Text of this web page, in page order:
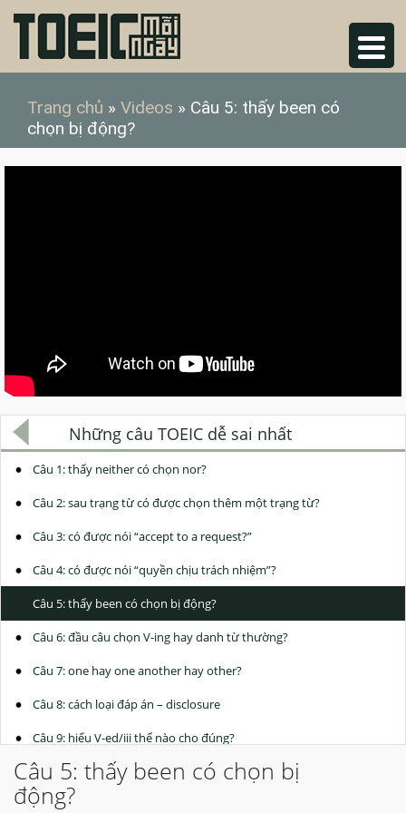
Trang chủ » Videos » Câu 5: thấy been có
chọn bị động?
Những câu TOEIC dễ sai nhất
Câu 1: thấy neither có chọn nor?
Câu 2: sau trạng từ có được chọn thêm một trạng từ?
Câu 3: có được nói “accept to a request?”
Câu 4: có được nói “quyền chịu trách nhiệm”?
Câu 5: thấy been có chọn bị động?
Câu 6: đầu câu chọn V-ing hay danh từ thường?
Câu 7: one hay one another hay other?
Câu 8: cách loại đáp án – disclosure
Câu 9: hiểu V-ed/iii thế nào cho đúng?
Câu 10: opposite, otherwise, instead và else khác nhau chỗ nào?
Câu 11: đầu câu có chọn ngay to-V?
Câu 5: thấy been có chọn bị
động?